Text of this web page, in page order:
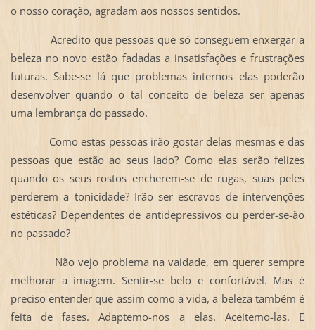
o nosso coração, agradam aos nossos sentidos.
Acredito que pessoas que só conseguem enxergar a
beleza no novo estão fadadas a insatisfações e frustrações
futuras. Sabe-se lá que problemas internos elas poderão
desenvolver quando o tal conceito de beleza ser apenas
uma lembrança do passado.
Como estas pessoas irão gostar delas mesmas e das
pessoas que estão ao seus lado? Como elas serão felizes
quando os seus rostos encherem-se de rugas, suas peles
perderem a tonicidade? Irão ser escravos de intervenções
estéticas? Dependentes de antidepressivos ou perder-se-ão
no passado?
Não vejo problema na vaidade, em querer sempre
melhorar a imagem. Sentir-se belo e confortável. Mas é
preciso entender que assim como a vida, a beleza também é
feita de fases. Adaptemo-nos a elas. Aceitemo-las. E